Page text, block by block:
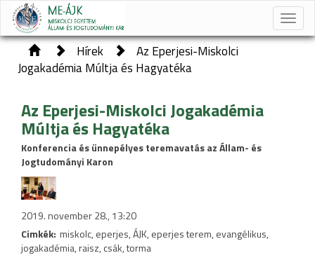
Toggle
Hírek
Az Eperjesi-Miskolci
Jogakadémia Múltja és Hagyatéka
Az Eperjesi-Miskolci Jogakadémia
Múltja és Hagyatéka
Konferencia és ünnepélyes teremavatás az Állam- és
Jogtudományi Karon
2019. november 28., 13:20
Cimkék: miskolc, eperjes, ÁJK, eperjes terem, evangélikus,
jogakadémia, raisz, csák, torma